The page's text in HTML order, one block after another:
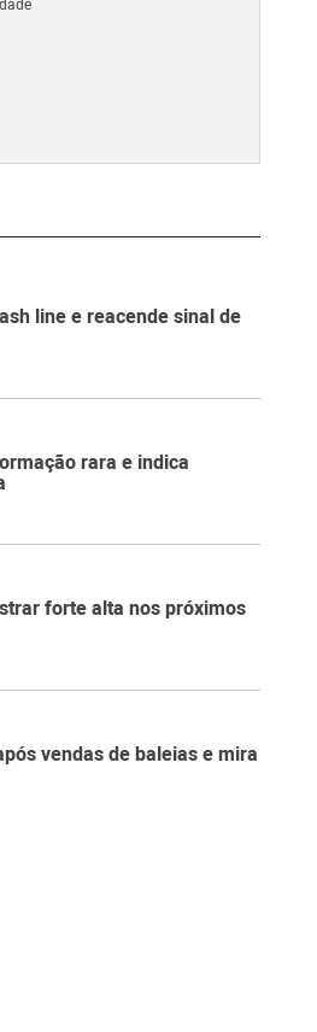
line e reacende sinal de
rara e indica
forte alta nos próximos
vendas de baleias e mira